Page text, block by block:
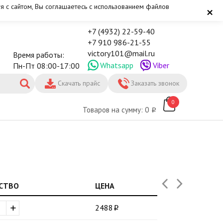
×
сайтом, Вы соглашаетесь с использованием файлов
Время работы:
Пн-Пт 08:00-17:00
+7 (4932) 22-59-40
+7 910 986-21-55
victory101@mail.ru
Whatsapp
Viber
Заказать звонок
Скачать прайс
Товаров на сумму: 0
0
ЦЕНА
+ 2488